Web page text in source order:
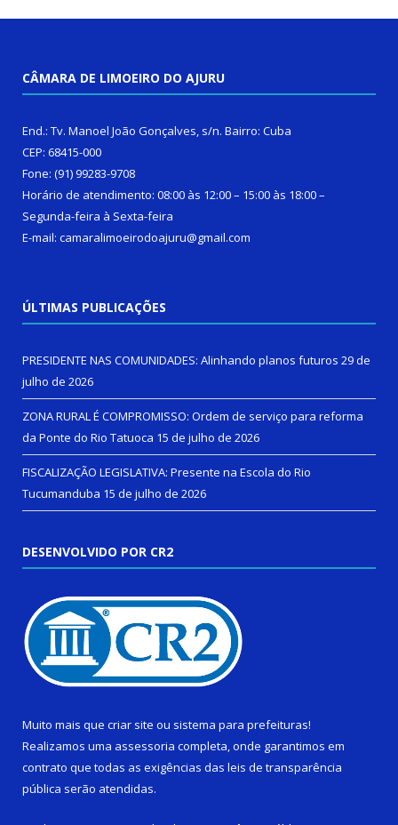
CÂMARA DE LIMOEIRO DO AJURU
End.: Tv. Manoel João Gonçalves, s/n. Bairro: Cuba
CEP: 68415-000
Fone: (91) 99283-9708
Horário de atendimento: 08:00 às 12:00 – 15:00 às 18:00 –
Segunda-feira à Sexta-feira
E-mail: camaralimoeirodoajuru@gmail.com
ÚLTIMAS PUBLICAÇÕES
PRESIDENTE NAS COMUNIDADES: Alinhando planos futuros 29 de
julho de 2026
ZONA RURAL É COMPROMISSO: Ordem de serviço para reforma
da Ponte do Rio Tatuoca 15 de julho de 2026
FISCALIZAÇÃO LEGISLATIVA: Presente na Escola do Rio
Tucumanduba 15 de julho de 2026
DESENVOLVIDO POR CR2
Muito mais que criar site ou sistema para prefeituras!
Realizamos uma assessoria completa, onde garantimos em
contrato que todas as exigências das leis de transparência
pública serão atendidas.